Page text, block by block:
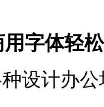
字体轻
设计办